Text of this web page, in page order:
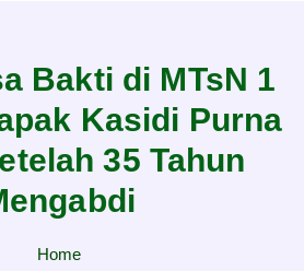
Bakti di MTsN 1
Kasidi Purna
35 Tahun
Home